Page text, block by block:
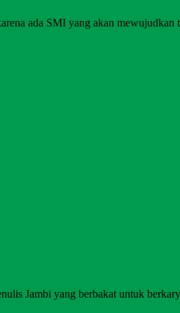
ada SMI yang akan mewujudkan
Jambi yang berbakat untuk